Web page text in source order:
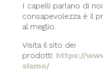
I capelli parlano di
consapevolezza è il
al meglio.
Visita il sito dei
prodotti: https://
siamo/